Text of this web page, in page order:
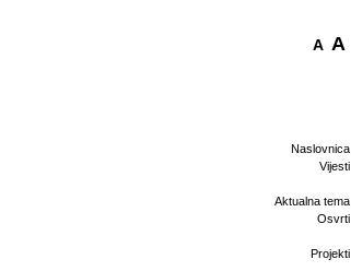
A A
Naslovnica
Vijesti
Aktualna tema
Osvrti
Projekti